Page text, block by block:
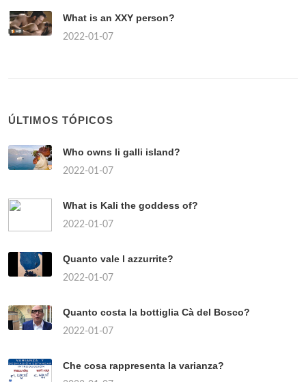
What is an XXY person?
2022-01-07
ÚLTIMOS TÓPICOS
Who owns li galli island?
2022-01-07
What is Kali the goddess of?
2022-01-07
Quanto vale l azzurrite?
2022-01-07
Quanto costa la bottiglia Cà del Bosco?
2022-01-07
Che cosa rappresenta la varianza?